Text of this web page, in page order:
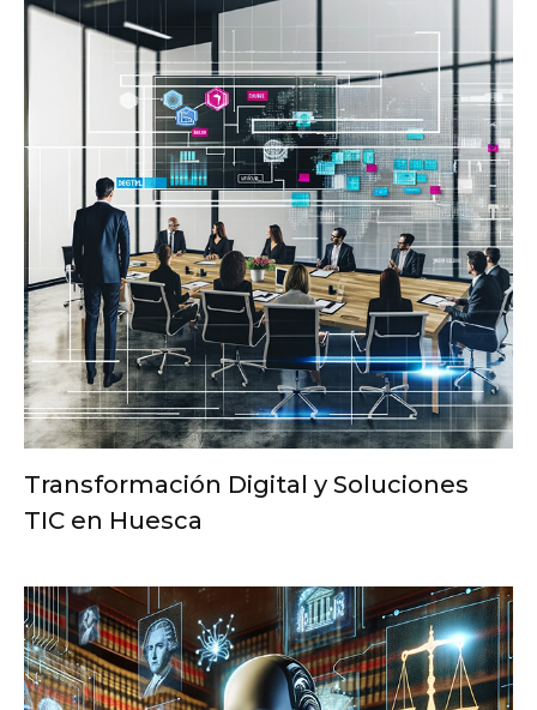
Transformación Digital y Soluciones
TIC en Huesca